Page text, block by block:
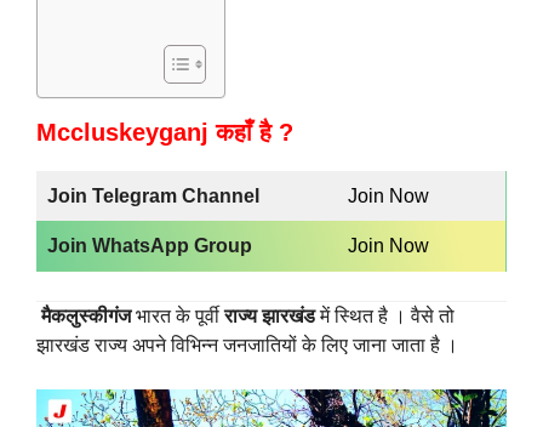
Mccluskeyganj कहाँ है ?
Join Telegram Channel Join Now
Join WhatsApp Group Join Now
मैकलुस्कीगंजभारत के पूर्वीराज्य झारखंडमें स्थित है । वैसे तो
झारखंड राज्य अपने विभिन्न जनजातियों के लिए जाना जाता है ।